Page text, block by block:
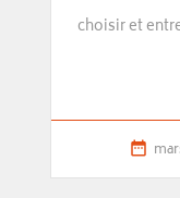
Bien
